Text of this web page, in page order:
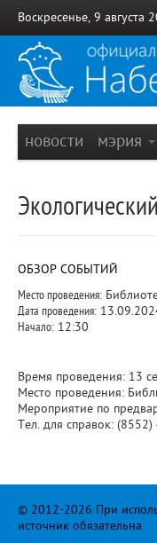
Воскресенье, 9 августа
новости мэрия
ОБЗОР СОБЫТИЙ
Место проведения:
Дата проведения:
Начало: 12:30
Время проведения: 13
Место проведения:
Мероприятие по
Тел. для справок:
© 2012-2026 При
источник обязательна.